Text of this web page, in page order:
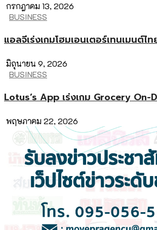
กรกฎาคม 13, 2026
BUSINESS
แอลจีเร่งเกมโฮมเอนเตอร์เทนเมนต์ไ
มิถุนายน 9, 2026
BUSINESS
Lotus’s App เร่งเกม Grocery On-
พฤษภาคม 22, 2026